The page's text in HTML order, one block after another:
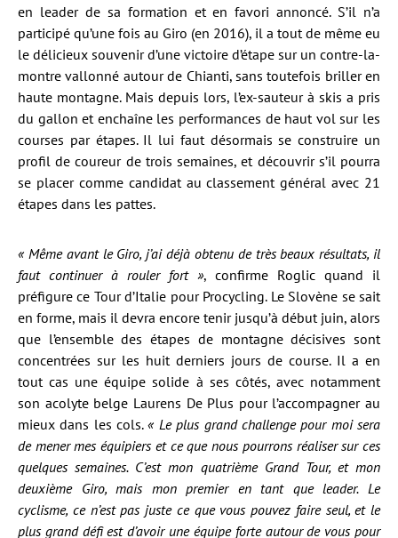
en leader de sa formation et en favori annoncé. S’il n’a
participé qu’une fois au Giro (en 2016), il a tout de même eu
le délicieux souvenir d’une victoire d’étape sur un contre-la-
montre vallonné autour de Chianti, sans toutefois briller en
haute montagne. Mais depuis lors, l’ex-sauteur à skis a pris
du gallon et enchaîne les performances de haut vol sur les
courses par étapes. Il lui faut désormais se construire un
profil de coureur de trois semaines, et découvrir s’il pourra
se placer comme candidat au classement général avec 21
étapes dans les pattes.
« Même avant le Giro, j’ai déjà obtenu de très beaux résultats, il
faut continuer à rouler fort », confirme Roglic quand il
préfigure ce Tour d’Italie pour Procycling. Le Slovène se sait
en forme, mais il devra encore tenir jusqu’à début juin, alors
que l’ensemble des étapes de montagne décisives sont
concentrées sur les huit derniers jours de course. Il a en
tout cas une équipe solide à ses côtés, avec notamment
son acolyte belge Laurens De Plus pour l’accompagner au
mieux dans les cols.« Le plus grand challenge pour moi sera
de mener mes équipiers et ce que nous pourrons réaliser sur ces
quelques semaines. C’est mon quatrième Grand Tour, et mon
deuxième Giro, mais mon premier en tant que leader. Le
cyclisme, ce n’est pas juste ce que vous pouvez faire seul, et le
plus grand défi est d’avoir une équipe forte autour de vous pour